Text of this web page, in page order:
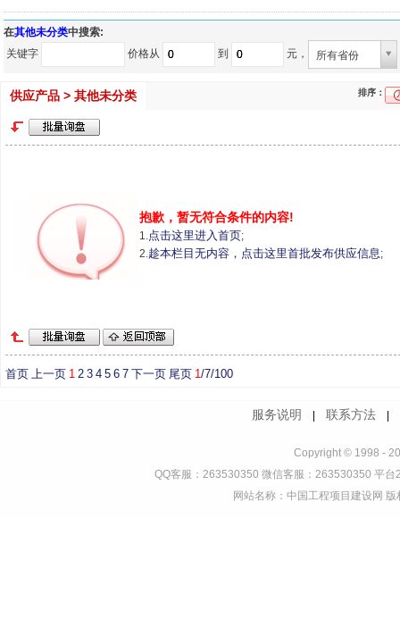
在其他未分类中搜索:
关键字
价格从 到 元， 所有省份
供应产品 > 其他未分类 排序：
抱歉，暂无符合条件的内容!
1.点击这里进入首页;
2.趁本栏目无内容，点击这里首批发布供应信息;
首页 上一页 1 2 3 4 5 6 7 下一页 尾页 1/7/100
服务说明 联系方法
Copyright © 1998 -
QQ客服：263530350 微信客服：263530350 平
网站名称：中国工程项目建设网